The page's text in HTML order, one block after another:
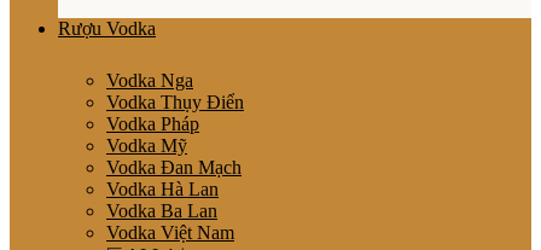
Rượu Vodka
Vodka Nga
Vodka Thụy Điển
Vodka Pháp
Vodka Mỹ
Vodka Đan Mạch
Vodka Hà Lan
Vodka Ba Lan
Vodka Việt Nam